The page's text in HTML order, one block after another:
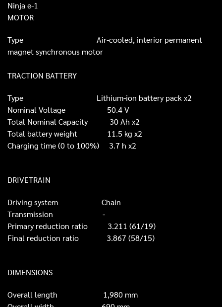
Ninja e-1
MOTOR
Type Air-cooled, interior permanent
magnet synchronous motor
TRACTION BATTERY
Type Lithium-ion battery pack x2
Nominal Voltage 50.4 V
Total Nominal Capacity 30 Ah x2
Total battery weight 11.5 kg x2
Charging time (0 to 100%) 3.7 h x2
DRIVETRAIN
Driving system Chain
Transmission -
Primary reduction ratio 3.211 (61/19)
Final reduction ratio 3.867 (58/15)
DIMENSIONS
Overall length 1,980 mm